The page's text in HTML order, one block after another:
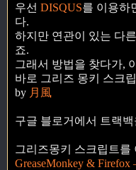
우선 DISQUS를 이용하
다.
하지만 연관이 있는 다
죠.
그래서 방법을 찾다가,
바로 그리즈 몽키 스크
by 月風
구글 블로거에서 트랙
그리즈몽키 스크립트를
GreaseMonkey & Firefox